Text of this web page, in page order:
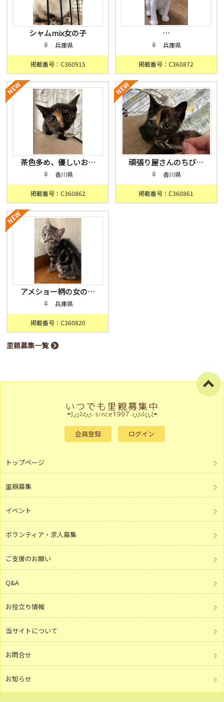
シャムmix女の子
♀ 兵庫県
掲載番号：C360915
…
♀ 兵庫県
掲載番号：C360872
茶色多め、優しいお…
♀ 香川県
掲載番号：C360862
頑張り屋さんのちび…
♀ 香川県
掲載番号：C360861
アメショー柄の女の…
♀ 兵庫県
掲載番号：C360820
里親募集一覧
会員登録 ログイン
トップページ
里親募集
イベント
ボランティア・求人募集
ご支援のお願い
Q&A
お役立ち情報
当サイトについて
お問合せ
お知らせ